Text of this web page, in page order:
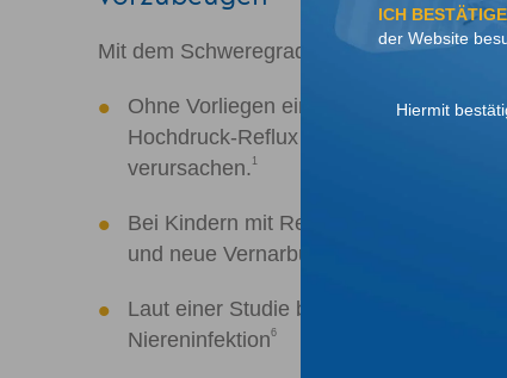
Mit dem Schweregrad des Reflux nimmt
Ohne Vorliegen einer Infektion führt
Hochdruck-Reflux wie bei Kindern mit
verursachen. 1
Bei Kindern mit Reflux eines hohen
und neue Vernarbungen der Nieren
Laut einer Studie besteht bei Kindern,
Niereninfektion6
ICH BESTÄTIGE
der Website
Hiermit